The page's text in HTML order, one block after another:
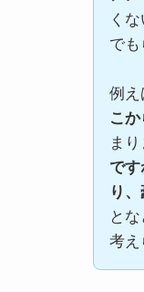
く
でも
例え
こか
まり
です
り
と
考え